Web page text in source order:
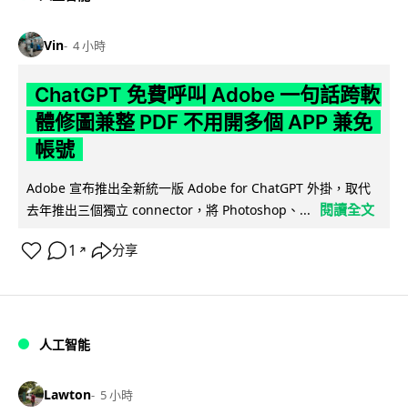
Vin 4 小時
ChatGPT 免費呼叫 Adobe 一句話跨軟
體修圖兼整 PDF 不用開多個 APP 兼免
帳號
Adobe 宣布推出全新統一版 Adobe for ChatGPT 外掛，取代
去年推出三個獨立 connector，將 Photoshop、...
閱讀全文
1 ↗ 分享
人工智能
Lawton 5 小時